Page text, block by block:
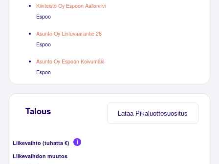
Kiinteistö Oy Espoon Aallonrivi
Espoo
Asunto Oy Lintuvaarantie 28
Espoo
Asunto Oy Espoon Koivumäki
Espoo
Lataa Pikaluottosuositus
Talous
Liikevaihto (tuhatta €)
Liikevaihdon muutos